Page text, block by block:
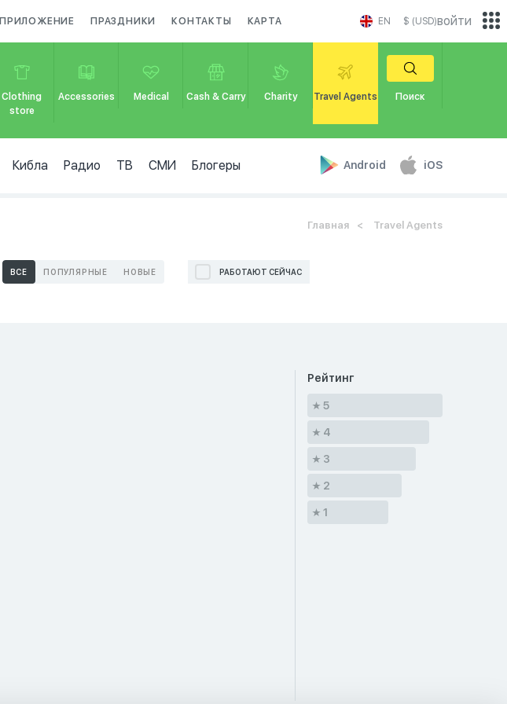
ПРИЛОЖЕНИЕ ПРАЗДНИКИ КОНТАКТЫ КАРТА EN $ (USD)
Clothing
store
Accessories Medical Cash & Carry Charity Travel Agents Поиск
Кибла Радио ТВ СМИ Блогеры Android iOS
войти
Главная Travel Agents
ВСЕ ПОПУЛЯРНЫЕ НОВЫЕ РАБОТАЮТ СЕЙЧАС
Рейтинг
5
4
3
2
1